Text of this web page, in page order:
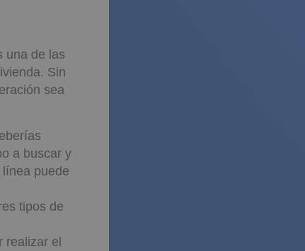
una de las
Sin
sea
a buscar y
puede
tipos de
realizar el